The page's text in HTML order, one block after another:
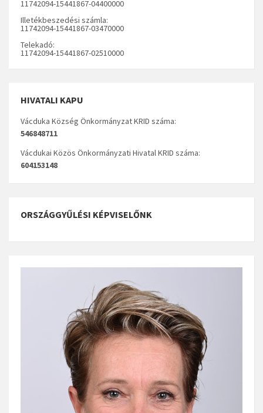
11742094-15441867-04400000
Illetékbeszedési számla:
11742094-15441867-03470000
Telekadó:
11742094-15441867-02510000
HIVATALI KAPU
Vácduka Község Önkormányzat KRID száma:
546848711
Vácdukai Közös Önkormányzati Hivatal KRID száma:
604153148
ORSZÁGGYŰLÉSI KÉPVISELŐNK